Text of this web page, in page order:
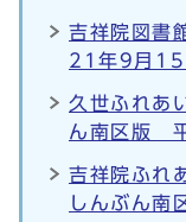
吉祥院図書
21年9月15
久世ふれあ
ん南区版
吉祥院ふれ
しんぶん